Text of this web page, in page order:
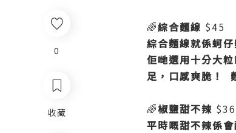
0
收藏
🌈綜合麵線 $45
綜合麵線就係蚵
佢哋選用十分大
足，口感爽脆！
🌈椒鹽甜不辣 $36
平時嘅甜不辣係